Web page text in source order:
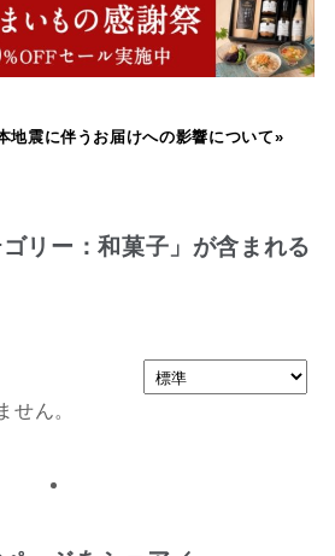
地震に伴うお届けへの影響について»
リー：和菓子」が含まれる
せん。